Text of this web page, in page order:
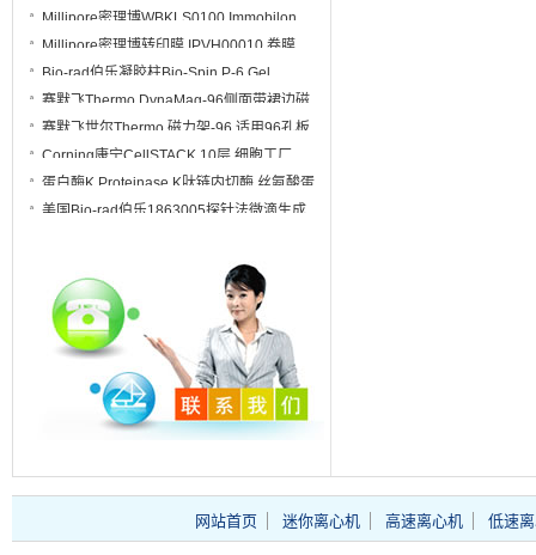
水PTFE针式过滤器SLLG033NB
Millipore密理博WBKLS0100 Immobilon
Western化学发光HRP底物 WBKLS0500
Millipore密理博转印膜 IPVH00010 卷膜
27cmx3.75m PVDF材质
Bio-rad伯乐凝胶柱Bio-Spin P-6 Gel
Columns Tris Buffer货号7326227
赛默飞Thermo DynaMag-96侧面带裙边磁
力架12027
赛默飞世尔Thermo 磁力架-96 适用96孔板
PCR板 AM10027
Corning康宁CellSTACK 10层 细胞工厂
3271 细胞培养室
蛋白酶K Proteinase K肽链内切酶 丝氨酸蛋
白酶BS080-100mg
美国Bio-rad伯乐1863005探针法微滴生成
网站首页 迷你离心机 高速离心机 低速